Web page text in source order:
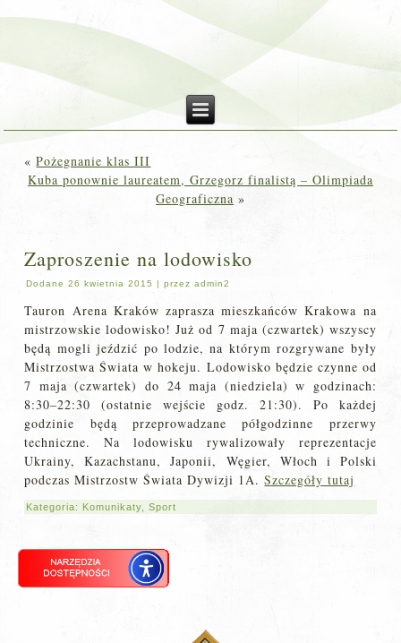
«Pożegnanie klas III
Kuba ponownie laureatem, Grzegorz finalistą – Olimpiada
Geograficzna »
Zaproszenie na lodowisko
Dodane 26 kwietnia 2015 |przez admin2
Tauron Arena Kraków zaprasza mieszkańców Krakowa na
mistrzowskie lodowisko! Już od 7 maja (czwartek) wszyscy
będą mogli jeździć po lodzie, na którym rozgrywane były
Mistrzostwa Świata w hokeju. Lodowisko będzie czynne od
7 maja (czwartek) do 24 maja (niedziela) w godzinach:
8:30–22:30 (ostatnie wejście godz. 21:30). Po każdej
godzinie będą przeprowadzane półgodzinne przerwy
techniczne. Na lodowisku rywalizowały reprezentacje
Ukrainy, Kazachstanu, Japonii, Węgier, Włoch i Polski
podczas Mistrzostw Świata Dywizji 1A.Szczegóły tutaj
Kategoria: Komunikaty ,Sport